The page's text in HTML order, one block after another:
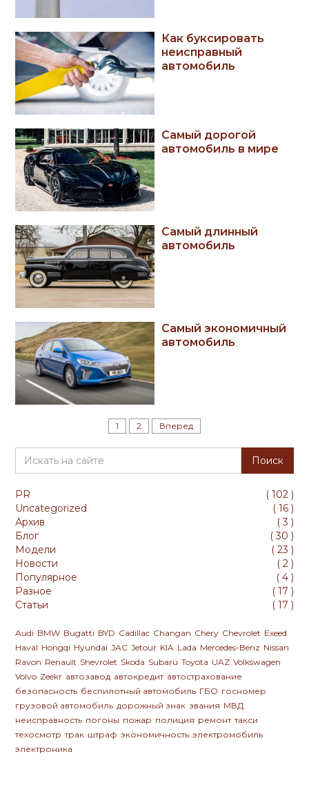
Как буксировать
неисправный
автомобиль
Самый дорогой
автомобиль в мире
Самый длинный
автомобиль
Самый экономичный
автомобиль
1 2 Вперед
PR ( 102)
Uncategorized
( 16)
Архив
(3 )
Блог
(30 )
Модели
( 23 )
Новости
( 2)
Популярное
( 4)
Разное
( 17 )
Статьи
( 17 )
Audi BMW Bugatti BYD Cadillac Changan Chery Chevrolet Exeed
Haval Hongqi Hyundai JAC Jetour KIA Lada Mercedes-Benz Nissan
Ravon Renault Shevrolet Skoda Subaru Toyota UAZ Volkswagen
Volvo Zeekr автозавод автокредит автострахование
безопасность беспилотный автомобиль ГБО госномер
грузовой автомобиль дорожный знак звания МВД
неисправность погоны пожар полиция ремонт такси
техосмотр трак штраф экономичность электромобиль
электроника